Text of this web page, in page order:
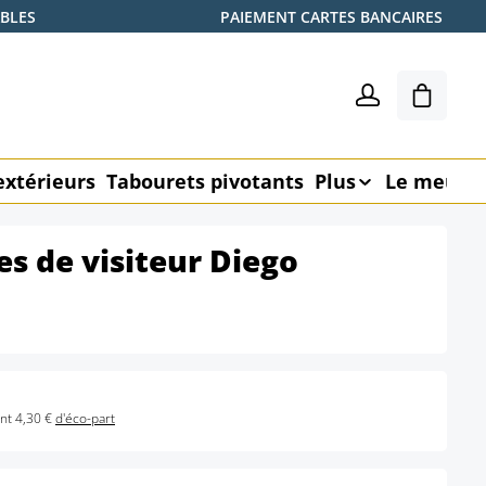
PAIEMENT CARTES BANCAIRES
Le
Tabourets pivotants Plus Le
de visiteur Diego
4,30 €d'éco-part